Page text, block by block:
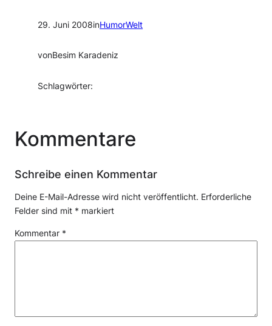
29. Juni 2008inHumorWelt
vonBesim Karadeniz
Schlagwörter:
Kommentare
Schreibe einen Kommentar
Deine E-Mail-Adresse wird nicht veröffentlicht. Erforderliche
Felder sind mit * markiert
Kommentar *